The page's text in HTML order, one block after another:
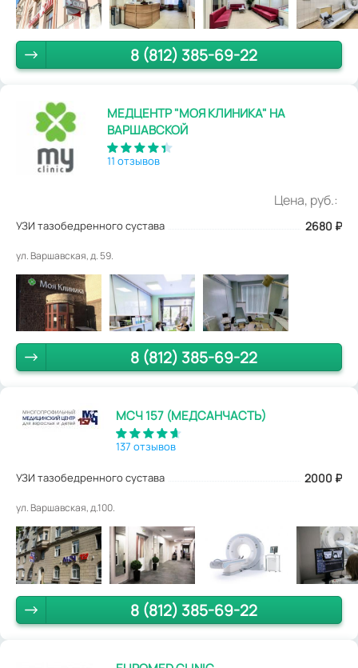
8 (812) 385-69-22
МЕДЦЕНТР "МОЯ КЛИНИКА" НА
ВАРШАВСКОЙ
11 отзывов
Цена, руб.:
УЗИ тазобедренного сустава 2680 ₽
ул. Варшавская, д. 59.
8 (812) 385-69-22
МСЧ 157 (МЕДСАНЧАСТЬ)
137 отзывов
УЗИ тазобедренного сустава 2000 ₽
ул. Варшавская, д.100.
8 (812) 385-69-22